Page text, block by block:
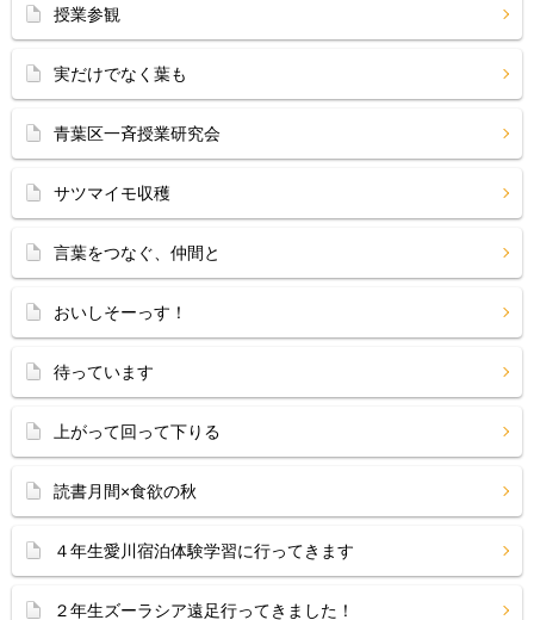
授業参観
実だけでなく葉も
青葉区一斉授業研究会
サツマイモ収穫
言葉をつなぐ、仲間と
おいしそーっす！
待っています
上がって回って下りる
読書月間×食欲の秋
４年生愛川宿泊体験学習に行ってきます
２年生ズーラシア遠足行ってきました！